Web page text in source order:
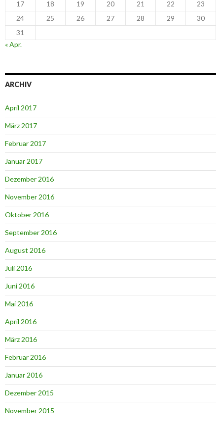
17 18 19 20 21 22
23
24
25 26 27 28 29
30
31
« Apr.
ARCHIV
April 2017
März 2017
Februar 2017
Januar 2017
Dezember 2016
November 2016
Oktober 2016
September 2016
August 2016
Juli 2016
Juni 2016
Mai 2016
April 2016
März 2016
Februar 2016
Januar 2016
Dezember 2015
November 2015